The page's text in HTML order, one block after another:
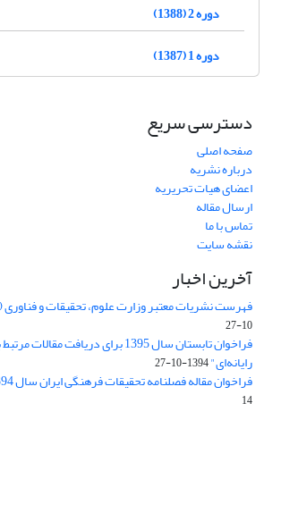
دوره 2 (1388)
دوره 1 (1387)
دسترسی سریع
صفحه اصلی
درباره نشریه
اعضای هیات تحریریه
ارسال مقاله
تماس با ما
نقشه سایت
آخرین اخبار
فهرست نشریات معتبر وزارت علوم، تحقیقات و فناوری (آبان
10-27
فراخوان تابستان سال 1395 برای دریافت
رایانه‌ای"1394-10-27
فراخوان مقاله فصلنامه تحقیقات فرهنگی ایران سال 1394 و 1395
14